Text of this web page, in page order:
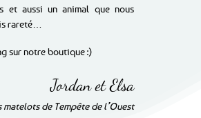
aussi un animal que nous
rareté…
sur notre boutique :)
Jordan et Elsa
matelots de Tempête de l’Ouest